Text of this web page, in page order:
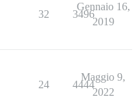
32 3496
Gennaio 16,
2019
24 4444
Maggio 9,
2022